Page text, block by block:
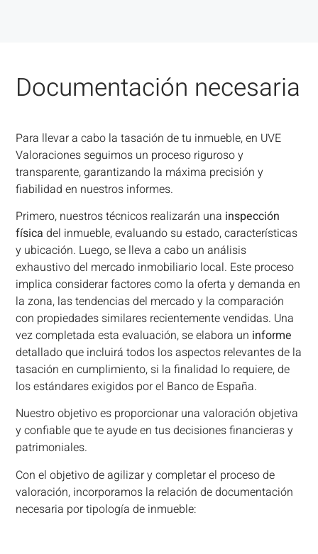
Documentación necesaria
Para llevar a cabo la tasación de tu inmueble, en UVE
Valoraciones seguimos un proceso riguroso y
transparente, garantizando la máxima precisión y
fiabilidad en nuestros informes.
Primero, nuestros técnicos realizarán una inspección
física del inmueble, evaluando su estado, características
y ubicación. Luego, se lleva a cabo un análisis
exhaustivo del mercado inmobiliario local. Este proceso
implica considerar factores como la oferta y demanda en
la zona, las tendencias del mercado y la comparación
con propiedades similares recientemente vendidas. Una
vez completada esta evaluación, se elabora un informe
detallado que incluirá todos los aspectos relevantes de la
tasación en cumplimiento, si la finalidad lo requiere, de
los estándares exigidos por el Banco de España.
Nuestro objetivo es proporcionar una valoración objetiva
y confiable que te ayude en tus decisiones financieras y
patrimoniales.
Con el objetivo de agilizar y completar el proceso de
valoración, incorporamos la relación de documentación
necesaria por tipología de inmueble: